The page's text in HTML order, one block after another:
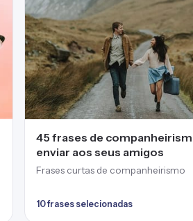
45 frases de
enviar aos seus amigos
Frases curtas de companheirismo
10 frases selecionadas